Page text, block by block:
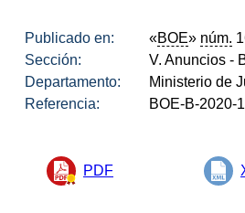
Publicado en: «BOE» núm.
Sección:
V. Anuncios -
Departamento:
Ministerio de
Referencia:
BOE-B-2020-
PDF